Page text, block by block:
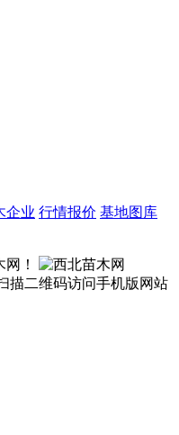
企业 行情报价 基地图库
！
描二维码访问手机版网站